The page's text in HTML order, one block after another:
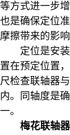
等方式进一步
也是确保定位
摩擦带来的影响
定位是安
置在预定位置
尺检查联轴器
内。同轴度是
一。
梅花联轴